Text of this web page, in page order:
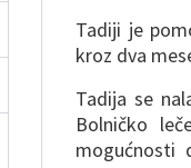
Tadiji je
kroz dva
Tadija se
Bolničko
mogućnosti